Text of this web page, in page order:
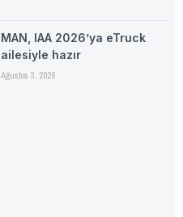
MAN, IAA 2026’ya eTruck
ailesiyle hazır
Ağustos 3, 2026